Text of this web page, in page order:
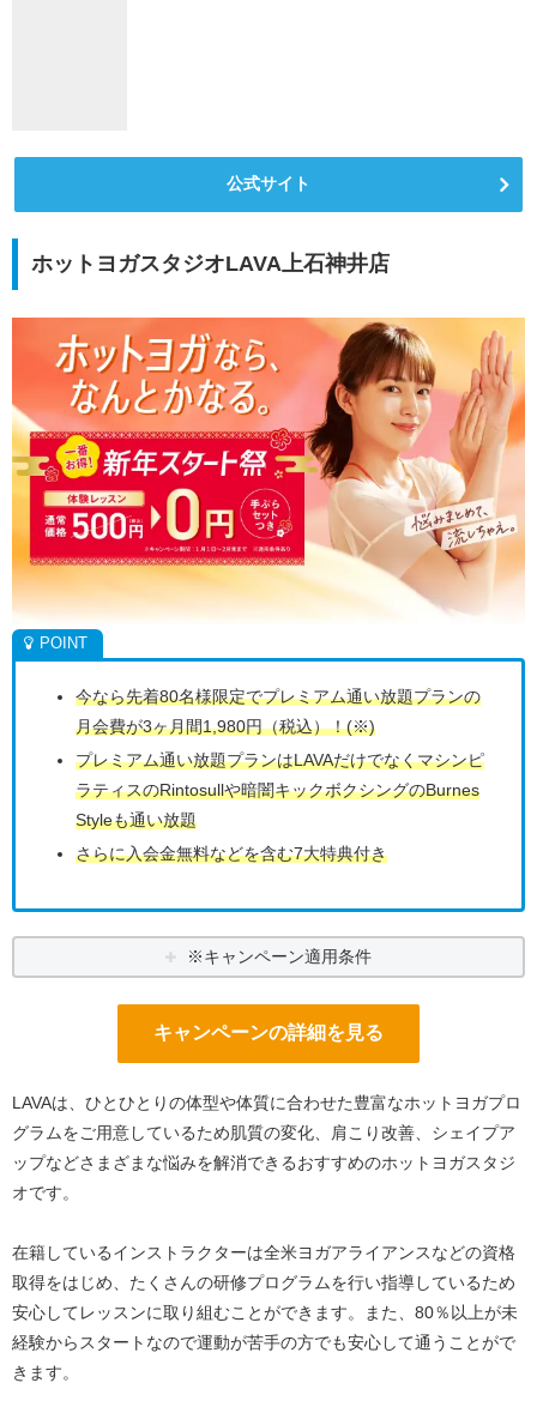
公式サイト
ホットヨガスタジオLAVA上石神井店
今なら先着80名様限定でプレミアム通い放題プランの
月会費が3ヶ月間1,980円（税込）！(※)
プレミアム通い放題プランはLAVAだけでなくマシンピ
ラティスのRintosullや暗闇キックボクシングのBurnes
Styleも通い放題
さらに入会金無料などを含む7大特典付き
※キャンペーン適用条件
キャンペーンの詳細を見る
LAVAは、ひとひとりの体型や体質に合わせた豊富なホットヨガプロ
グラムをご用意しているため肌質の変化、肩こり改善、シェイプア
ップなどさまざまな悩みを解消できるおすすめのホットヨガスタジ
オです。
在籍しているインストラクターは全米ヨガアライアンスなどの資格
取得をはじめ、たくさんの研修プログラムを行い指導しているため
安心してレッスンに取り組むことができます。また、80％以上が未
経験からスタートなので運動が苦手の方でも安心して通うことがで
きます。